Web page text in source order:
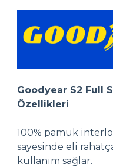
Goodyear S2 Full
Özellikleri
100% pamuk
sayesinde eli
kullanım sağlar.